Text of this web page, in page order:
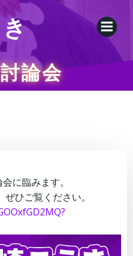
コ
ン
テ
ン
ツ
へ
ス
論会
に臨みます。
ひご覧ください。